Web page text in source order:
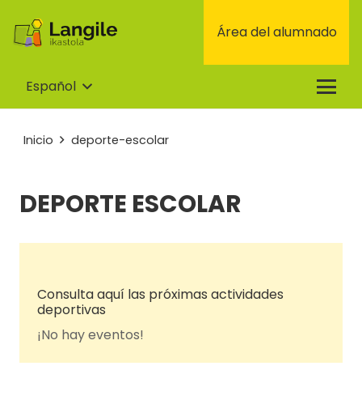
Área del alumnado
Español
Inicio deporte-escolar
DEPORTE ESCOLAR
Consulta aquí las próximas actividades
deportivas
¡No hay eventos!